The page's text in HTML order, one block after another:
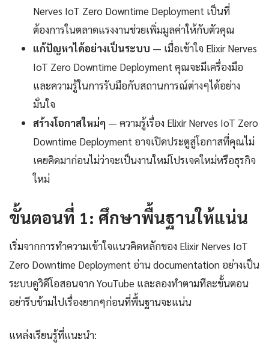
Nerves IoT Zero Downtime Deployment เป็นที่
ต้องการในตลาดแรงงานช่วยเพิ่มมูลค่าให้กับตัวคุณ
แก้ปัญหาได้อย่างเป็นระบบ — เมื่อเข้าใจ Elixir Nerves
IoT Zero Downtime Deployment คุณจะมีเครื่องมือ
และความรู้ในการรับมือกับสถานการณ์ต่างๆได้อย่าง
มั่นใจ
สร้างโอกาสใหม่ๆ — ความรู้เรื่อง Elixir Nerves IoT Zero
Downtime Deployment อาจเปิดประตูสู่โอกาสที่คุณไม่
เคยคิดมาก่อนไม่ว่าจะเป็นงานใหม่โปรเจคใหม่หรือธุรกิจ
ใหม่
ขั้นตอนที่ 1: ศึกษาพื้นฐานให้แน่น
เริ่มจากการทำความเข้าใจแนวคิดหลักของ Elixir Nerves IoT
Zero Downtime Deployment อ่าน documentation อย่างเป็น
ระบบดูวิดีโอสอนจาก YouTube และลองทำตามทีละขั้นตอน
อย่ารีบข้ามไปเรื่องยากๆก่อนที่พื้นฐานจะแน่น
แหล่งเรียนรู้ที่แนะนำ: